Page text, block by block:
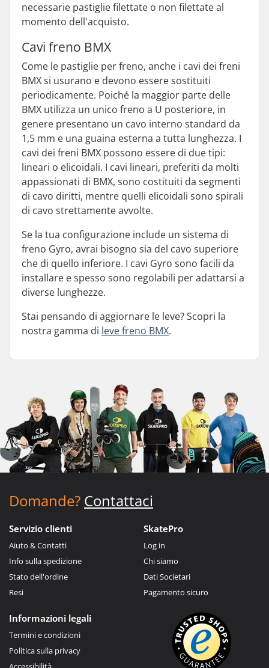
necessarie pastiglie filettate o non filettate al
momento dell'acquisto.
Cavi freno BMX
Come le pastiglie per freno, anche i cavi dei freni
BMX si usurano e devono essere sostituiti
periodicamente. Poiché la maggior parte delle
BMX utilizza un unico freno a U posteriore, in
genere presentano un cavo interno standard da
1,5 mm e una guaina esterna a tutta lunghezza. I
cavi dei freni BMX possono essere di due tipi:
lineari o elicoidali. I cavi lineari, preferiti da molti
appassionati di BMX, sono costituiti da segmenti
di cavo diritti, mentre quelli elicoidali sono spirali
di cavo strettamente avvolte.
Se la tua configurazione include un sistema di
freno Gyro, avrai bisogno sia del cavo superiore
che di quello inferiore. I cavi Gyro sono facili da
installare e spesso sono regolabili per adattarsi a
diverse lunghezze.
Stai pensando di aggiornare le leve? Scopri la
nostra gamma di leve freno BMX.
Domande? Contattaci
Servizio clienti
Aiuto & Contatti
Info sulla spedizione
Stato dell'ordine
Resi
SkatePro
Log in
Chi siamo
Dati Societari
Pagamento sicuro
Informazioni legali
Termini e condizioni
Politica sulla privacy